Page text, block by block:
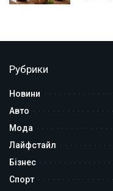
Рубрики
Новини
Авто
Мода
Лайфстайл
Бізнес
Спорт